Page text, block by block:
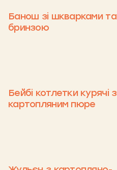
Банош зі шкварками та
бринзою
Бейбі котлетки курячі з
картопляним пюре